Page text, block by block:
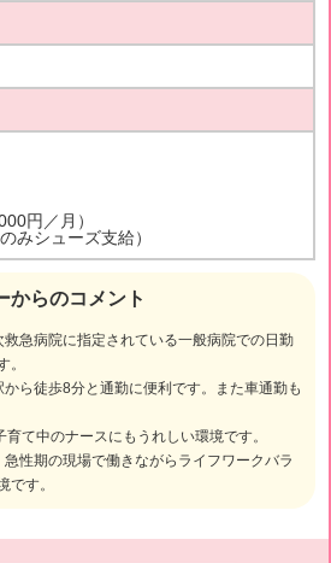
からのコメント
急病院に指定されている一般病院での日勤
。
ら徒歩8分と通勤に便利です。また車通勤も
て中のナースにもうれしい環境です。
性期の現場で働きながらライフワークバラ
です。
円／月）
みシューズ支給）